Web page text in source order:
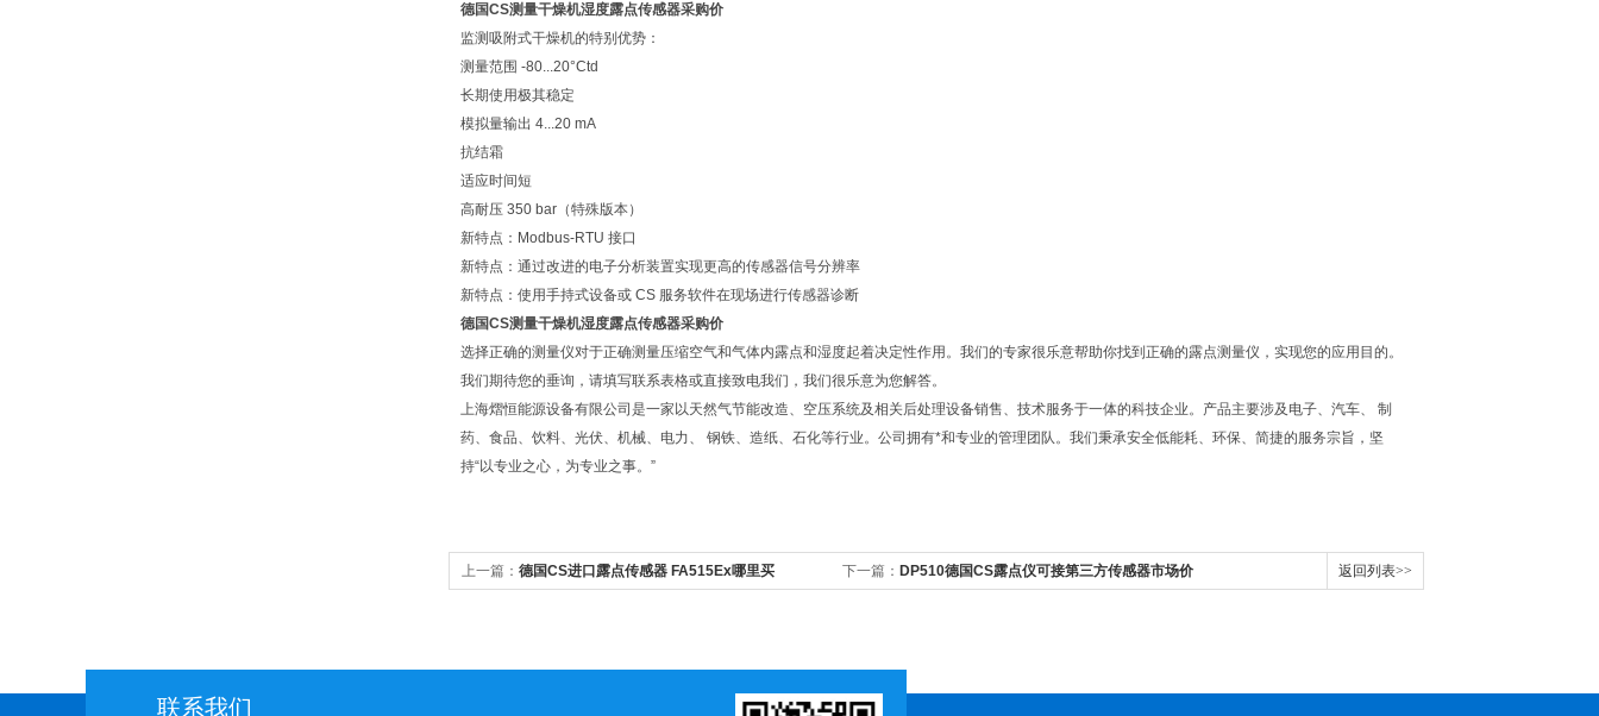
德国CS测量干燥机湿度露点传感器采购价
监测吸附式干燥机的特别优势：
测量范围 -80...20°Ctd
长期使用极其稳定
模拟量输出 4...20 mA
抗结霜
适应时间短
高耐压 350 bar（特殊版本）
新特点：Modbus-RTU 接口
新特点：通过改进的电子分析装置实现更高的传感器信号分辨率
新特点：使用手持式设备或 CS 服务软件在现场进行传感器诊断
德国CS测量干燥机湿度露点传感器采购价
选择正确的测量仪对于正确测量压缩空气和气体内露点和湿度起着决定性作用。我们的专家很乐意帮助你找到正确的露点测量仪，实现您的应用目的。
我们期待您的垂询，请填写联系表格或直接致电我们，我们很乐意为您解答。
上海熠恒能源设备有限公司是一家以天然气节能改造、空压系统及相关后处理设备销售、技术服务于一体的科技企业。产品主要涉及电子、汽车、 制
药、食品、饮料、光伏、机械、电力、 钢铁、造纸、石化等行业。公司拥有*和专业的管理团队。我们秉承安全低能耗、环保、简捷的服务宗旨，坚
持“以专业之心，为专业之事。”
上一篇： 德国CS进口露点传感器 FA515Ex哪里买 下一篇： DP510德国CS露点仪可接第三方传感器市场价 返回列表>>
联系我们